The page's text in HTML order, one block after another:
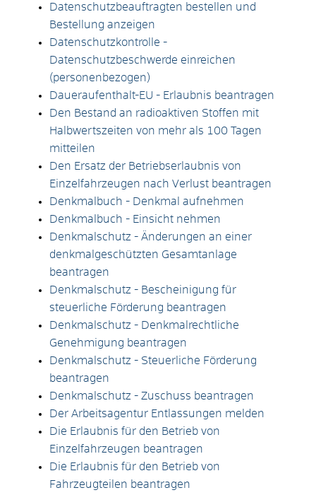
Datenschutzbeauftragten bestellen und
Bestellung anzeigen
Datenschutzkontrolle -
Datenschutzbeschwerde einreichen
(personenbezogen)
Daueraufenthalt-EU - Erlaubnis beantragen
Den Bestand an radioaktiven Stoffen mit
Halbwertszeiten von mehr als 100 Tagen
mitteilen
Den Ersatz der Betriebserlaubnis von
Einzelfahrzeugen nach Verlust beantragen
Denkmalbuch - Denkmal aufnehmen
Denkmalbuch - Einsicht nehmen
Denkmalschutz - Änderungen an einer
denkmalgeschützten Gesamtanlage
beantragen
Denkmalschutz - Bescheinigung für
steuerliche Förderung beantragen
Denkmalschutz - Denkmalrechtliche
Genehmigung beantragen
Denkmalschutz - Steuerliche Förderung
beantragen
Denkmalschutz - Zuschuss beantragen
Der Arbeitsagentur Entlassungen melden
Die Erlaubnis für den Betrieb von
Einzelfahrzeugen beantragen
Die Erlaubnis für den Betrieb von
Fahrzeugteilen beantragen